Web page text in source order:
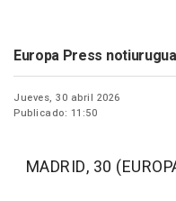
Europa Press
Jueves, 30 abril 2026
Publicado: 11:50
MADRID, 30